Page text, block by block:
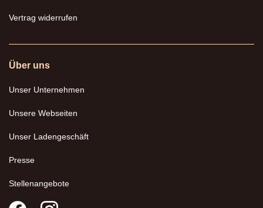
Vertrag widerrufen
Über uns
Unser Unternehmen
Unsere Webseiten
Unser Ladengeschäft
Presse
Stellenangebote